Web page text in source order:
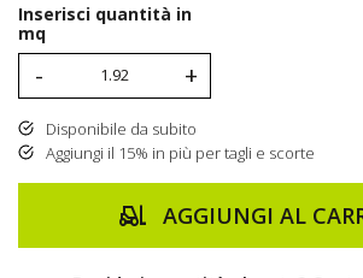
Inserisci quantità in
mq
- +
Disponibile da subito
Aggiungi il 15% in più per tagli e scorte
AGGIUNGI AL